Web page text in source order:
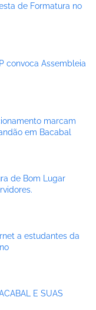
de Formatura no
convoca Assembleia
marcam
em Bacabal
de Bom Lugar
a estudantes da
E SUAS